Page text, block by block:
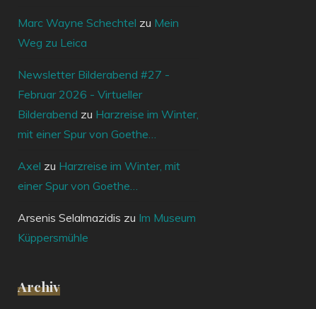
Marc Wayne Schechtel zu Mein
Weg zu Leica
Newsletter Bilderabend #27 -
Februar 2026 - Virtueller
Bilderabend zu Harzreise im Winter,
mit einer Spur von Goethe…
Axel zu Harzreise im Winter, mit
einer Spur von Goethe…
Arsenis Selalmazidis zu Im Museum
Küppersmühle
Archiv